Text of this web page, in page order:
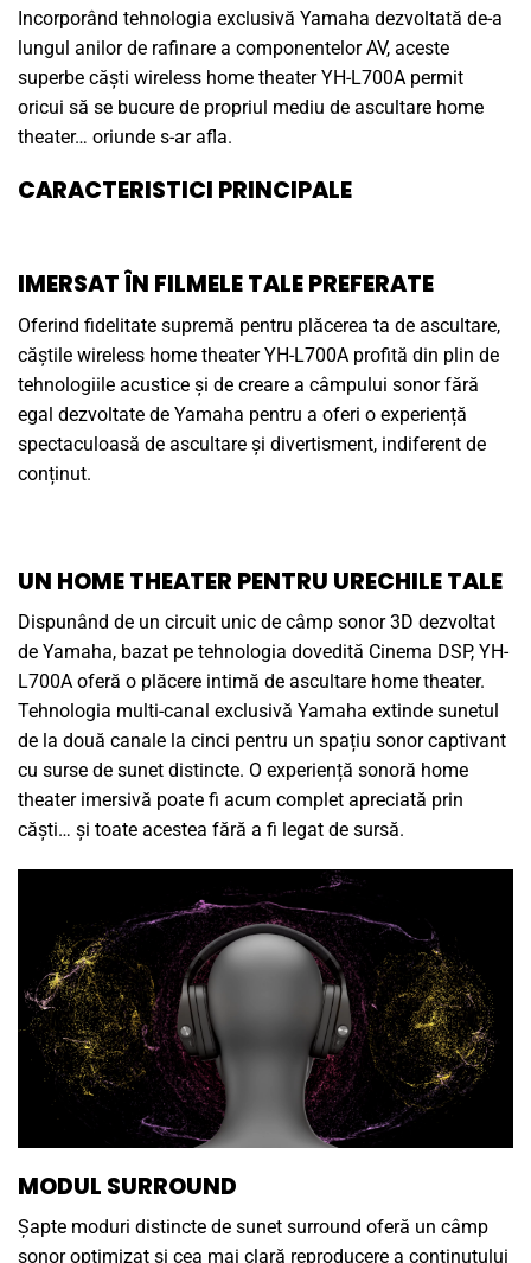
Incorporând tehnologia exclusivă Yamaha dezvoltată de-a
lungul anilor de rafinare a componentelor AV, aceste
superbe căști wireless home theater YH-L700A permit
oricui să se bucure de propriul mediu de ascultare home
theater… oriunde s-ar afla.
CARACTERISTICI PRINCIPALE
IMERSAT ÎN FILMELE TALE PREFERATE
Oferind fidelitate supremă pentru plăcerea ta de ascultare,
căștile wireless home theater YH-L700A profită din plin de
tehnologiile acustice și de creare a câmpului sonor fără
egal dezvoltate de Yamaha pentru a oferi o experiență
spectaculoasă de ascultare și divertisment, indiferent de
conținut.
UN HOME THEATER PENTRU URECHILE TALE
Dispunând de un circuit unic de câmp sonor 3D dezvoltat
de Yamaha, bazat pe tehnologia dovedită Cinema DSP, YH-
L700A oferă o plăcere intimă de ascultare home theater.
Tehnologia multi-canal exclusivă Yamaha extinde sunetul
de la două canale la cinci pentru un spațiu sonor captivant
cu surse de sunet distincte. O experiență sonoră home
theater imersivă poate fi acum complet apreciată prin
căști… și toate acestea fără a fi legat de sursă.
MODUL SURROUND
Șapte moduri distincte de sunet surround oferă un câmp
sonor optimizat și cea mai clară reproducere a conținutului